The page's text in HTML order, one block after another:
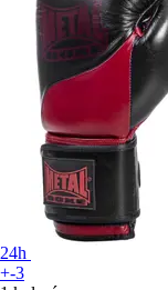
24h
+-3